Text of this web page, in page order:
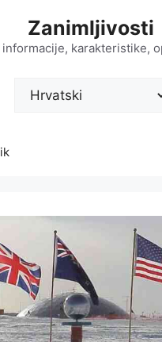
Zanimljivosti
karakteristike,
Odaberite